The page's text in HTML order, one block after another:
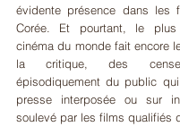
évidente présence dans les
Corée. Et pourtant, le
cinéma du monde fait encore
la critique, des
épisodiquement du public
presse interposée ou sur
soulevé par les films qualifiés